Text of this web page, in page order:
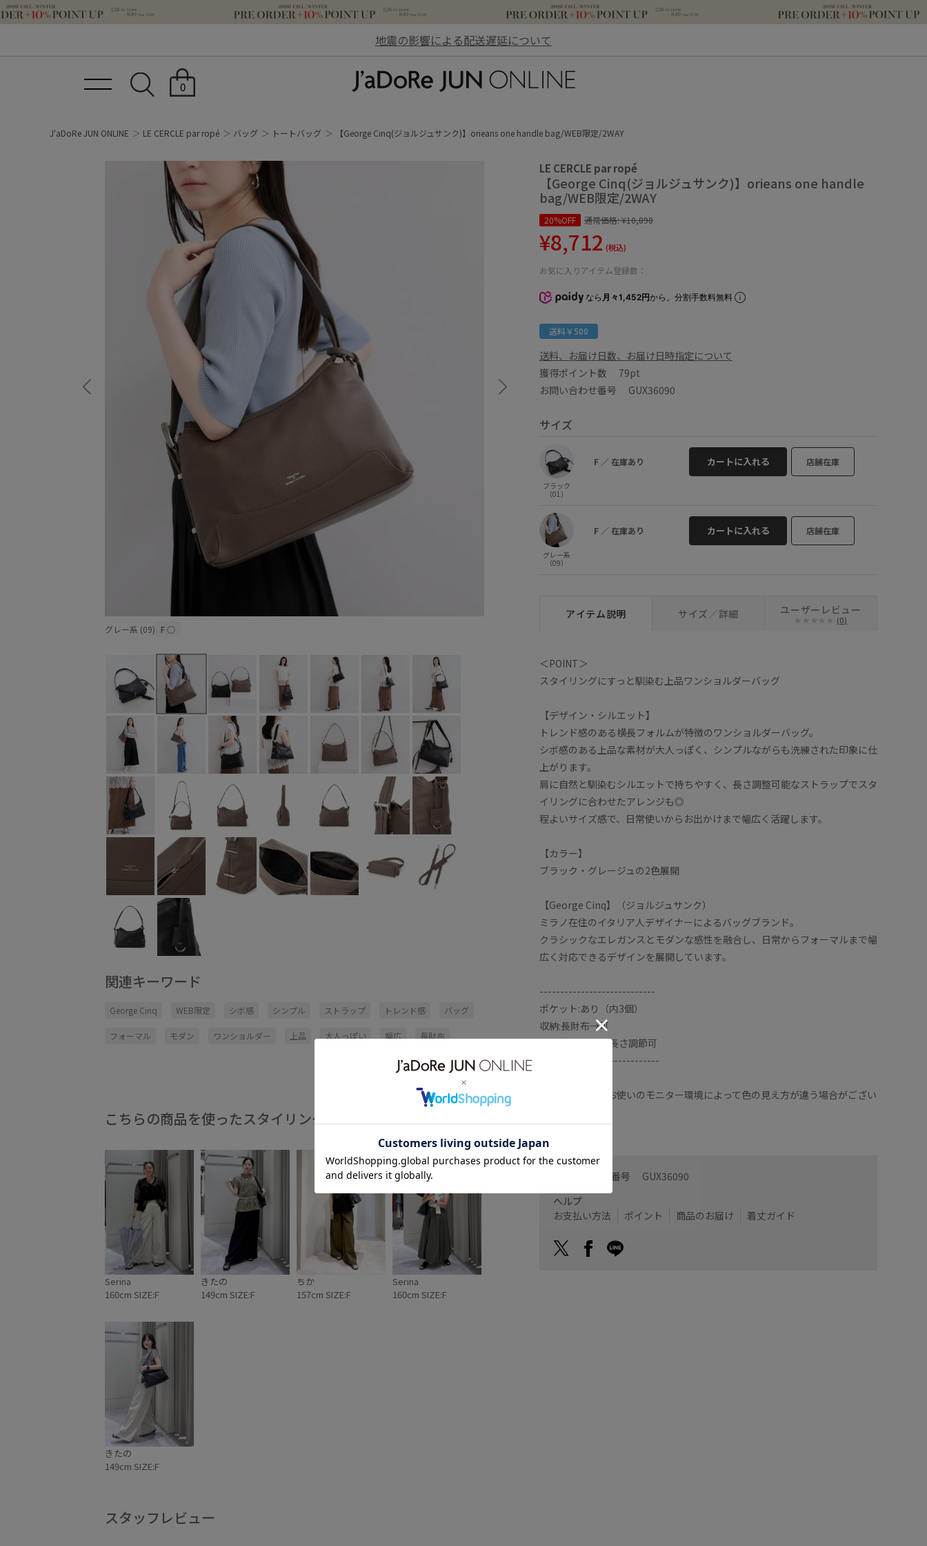
地震の影響による配送遅延について
0
J'aDoRe JUN ONLINE LE CERCLE par ropé バッグ トートバッグ 【George Cinq(ジョルジュサンク)】orieans one handle bag/WEB限定/2WAY
グレー系 (09) F○
関連キーワード
George Cinq WEB限定 シボ感 シンプル ストラップ トレンド感 バッグ
フォーマル モダン ワンショルダー 上品 大人っぽい 幅広 長財布
こちらの商品を使ったスタイリング
Serina
160cm SIZE:F
きたの
149cm SIZE:F
ちか
157cm SIZE:F
Serina
160cm SIZE:F
きたの
149cm SIZE:F
スタッフレビュー
LE CERCLE par ropé
【George Cinq(ジョルジュサンク)】orieans one handle
bag/WEB限定/2WAY
20%OFF 通常価格:¥10,890
¥8,712 (税込)
お気に入りアイテム登録数：
なら 月々1,452円から。分割手数料無料
送料￥500
送料、お届け日数、お届け日時指定について
獲得ポイント数 79pt
お問い合わせ番号 GUX36090
サイズ
ブラック
（01）
F ／ 在庫あり カートに入れる 店舗在庫
グレー系
（09）
F ／ 在庫あり カートに入れる 店舗在庫
アイテム説明 サイズ／詳細 ユーザーレビュー
(0)
＜POINT＞
スタイリングにすっと馴染む上品ワンショルダーバッグ
【デザイン・シルエット】
トレンド感のある横長フォルムが特徴のワンショルダーバッグ。
シボ感のある上品な素材が大人っぽく、シンプルながらも洗練された印象に仕
上がります。
肩に自然と馴染むシルエットで持ちやすく、長さ調整可能なストラップでスタ
イリングに合わせたアレンジも◎
程よいサイズ感で、日常使いからお出かけまで幅広く活躍します。
【カラー】
ブラック・グレージュの2色展開
【George Cinq】（ジョルジュサンク）
ミラノ在住のイタリア人デザイナーによるバッグブランド。
クラシックなエレガンスとモダンな感性を融合し、日常からフォーマルまで幅
広く対応できるデザインを展開しています。
----------------------------
ポケット:あり（内3個）
収納:長財布→可
付属ショルダー:長さ調節可
-----------------------------
※撮影時の光、お使いのモニター環境によって色の見え方が違う場合がござい
お問い合わせ番号 GUX36090
ヘルプ
お支払い方法
ポイント 商品のお届け 着丈ガイド